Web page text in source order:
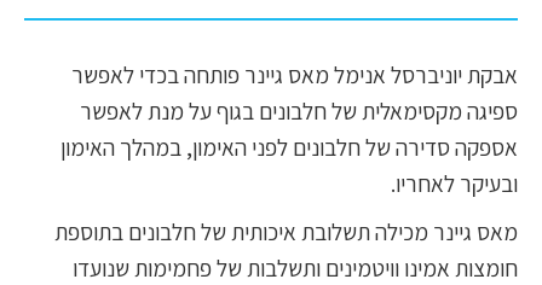
אבקת יוניברסל אנימל מאס גיינר פותחה בכדי לאפשר
ספיגה מקסימאלית של חלבונים בגוף על מנת לאפשר
אספקה סדירה של חלבונים לפני האימון, במהלך האימון
ובעיקר לאחריו.
מאס גיינר מכילה תשלובת איכותית של חלבונים בתוספת
חומצות אמינו וויטמינים ותשלבות של פחמימות שנועדו